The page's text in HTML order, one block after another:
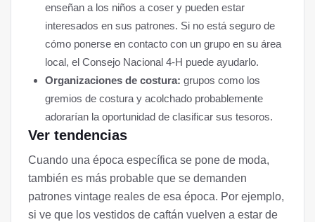
enseñan a los niños a coser y pueden estar
interesados ​​en sus patrones. Si no está seguro de
cómo ponerse en contacto con un grupo en su área
local, el Consejo Nacional 4-H puede ayudarlo.
Organizaciones de costura: grupos como los
gremios de costura y acolchado probablemente
adorarían la oportunidad de clasificar sus tesoros.
Ver tendencias
Cuando una época específica se pone de moda,
también es más probable que se demanden
patrones vintage reales de esa época. Por ejemplo,
si ve que los vestidos de caftán vuelven a estar de